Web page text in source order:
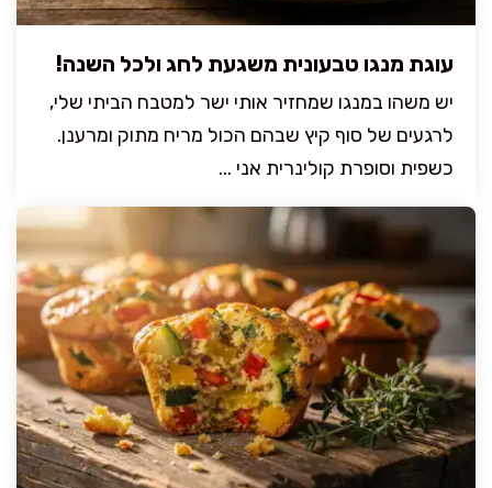
עוגת מנגו טבעונית משגעת לחג ולכל השנה!
יש משהו במנגו שמחזיר אותי ישר למטבח הביתי שלי,
לרגעים של סוף קיץ שבהם הכול מריח מתוק ומרענן.
כשפית וסופרת קולינרית אני ...